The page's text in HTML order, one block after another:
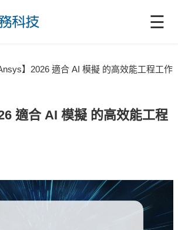
☰
Ansys】2026 適合 AI 模擬 的高效能工程工作
適合 AI 模擬 的高效能工程